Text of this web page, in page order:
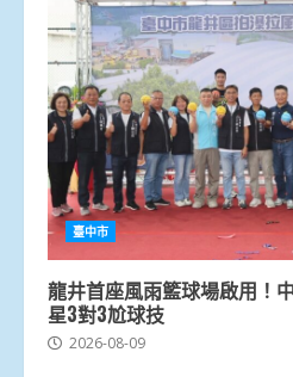
臺中市
龍井首座風雨籃球場啟用！
星3對3尬球技
2026-08-09